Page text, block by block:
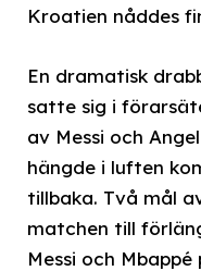
Kroatien nåddes
En dramatisk
satte sig i
av Messi och
hängde i luften
tillbaka. Två mål
matchen till
Messi och